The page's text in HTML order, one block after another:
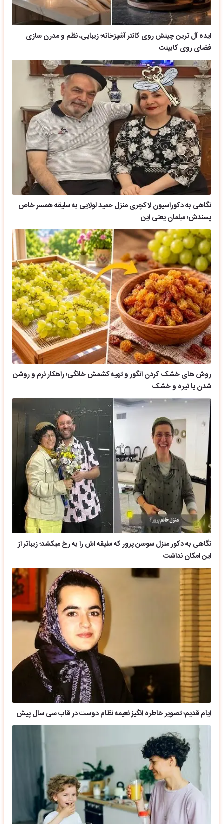
ایده آل ترین چینش روی کانتر آشپزخانه؛ زیبایی، نظم و مدرن سازی
فضای روی کابینت
نگاهی به دکوراسیون لاکچری منزل حمید لولایی به سلیقه همسر خاص
پسندش؛ مبلمان یعنی این
روش های خشک کردن انگور و تهیه کشمش خانگی؛ راهکار نرم و روشن
شدن یا تیره و خشک
نگاهی به دکور منزل سوسن پرور که سلیقه اش را به رخ میکشد؛ زیباتر از
این امکان نداشت
ایام قدیم؛ تصویر خاطره انگیز نعیمه نظام دوست در قاب سی سال پیش